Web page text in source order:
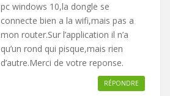
pc windows 10,la dongle se
connecte bien a la wifi,mais pas a
mon router.Sur l’application il n’a
qu’un rond qui pisque,mais rien
d’autre.Merci de votre reponse.
RÉPONDRE